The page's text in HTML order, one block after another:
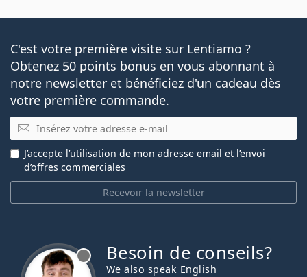
C'est votre première visite sur Lentiamo ?
Obtenez 50 points bonus en vous abonnant à
notre newsletter et bénéficiez d'un cadeau dès
votre première commande.
E-mail
Recevoir la newsletter
J’accepte l’utilisation de mon adresse email et l’envoi
d’offres commerciales
Besoin de conseils?
We also speak English